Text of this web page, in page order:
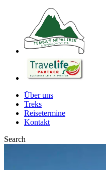
Über uns
Treks
Reisetermine
Kontakt
Search